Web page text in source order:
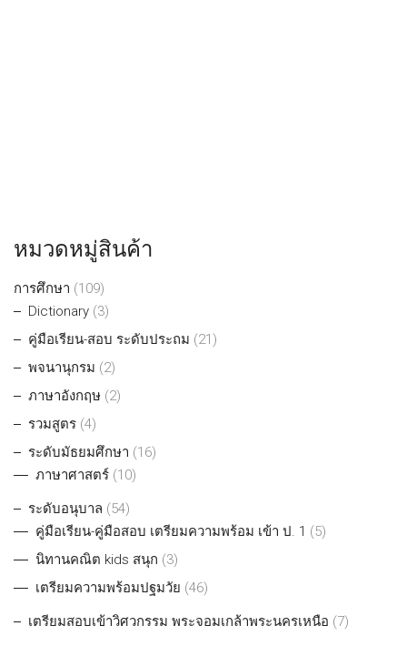
หมวดหมู่สินค้า
การศึกษา (109)
Dictionary (3)
คู่มือเรียน-สอบ ระดับประถม (21)
พจนานุกรม (2)
ภาษาอังกฤษ (2)
รวมสูตร (4)
ระดับมัธยมศึกษา (16)
ภาษาศาสตร์ (10)
ระดับอนุบาล (54)
คู่มือเรียน-คู่มือสอบ เตรียมความพร้อม เข้า ป. 1 (5)
นิทานคณิต kids สนุก (3)
เตรียมความพร้อมปฐมวัย (46)
เตรียมสอบเข้าวิศวกรรม พระจอมเกล้าพระนครเหนือ (7)